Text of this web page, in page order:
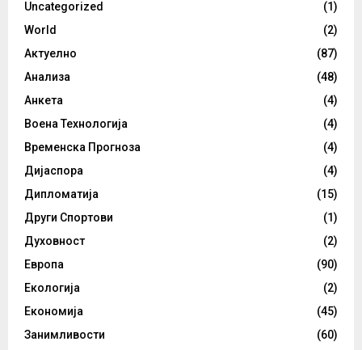
Uncategorized
(1)
World
(2)
Актуелно
(87)
Анализа
(48)
Анкета
(4)
Воена Технологија
(4)
Временска Прогноза
(4)
Дијаспора
(4)
Дипломатија
(15)
Други Спортови
(1)
Духовност
(2)
Европа
(90)
Екологија
(2)
Економија
(45)
Занимливости
(60)